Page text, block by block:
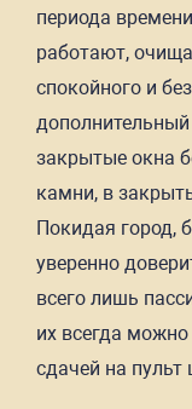
периода
работают,
спокойного и
закрытые окна
камни, в
Покидая город,
уверенно
всего лишь
их всегда
сдачей на